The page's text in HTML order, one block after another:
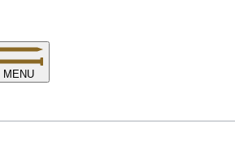
MENU